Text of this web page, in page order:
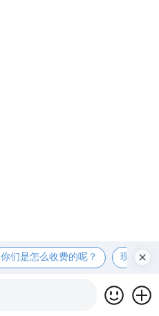
你们是怎么收费的呢？ 现在有